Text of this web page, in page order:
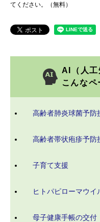
てください。（無料）
AI（人工
こんな
高齢者肺炎球菌予防
高齢者帯状疱疹予防
子育て支援
ヒトパピローマウ
母子健康手帳の交付